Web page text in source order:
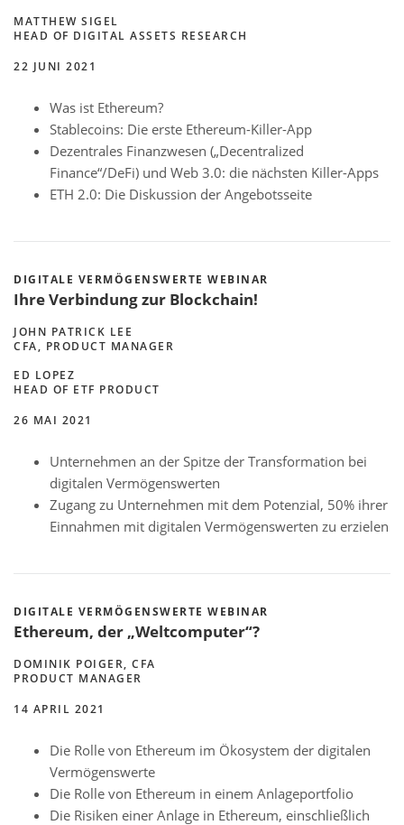
MATTHEW SIGEL
HEAD OF DIGITAL ASSETS RESEARCH
22 JUNI 2021
Was ist Ethereum?
Stablecoins: Die erste Ethereum-Killer-App
Dezentrales Finanzwesen („Decentralized
Finance“/DeFi) und Web 3.0: die nächsten Killer-Apps
ETH 2.0: Die Diskussion der Angebotsseite
DIGITALE VERMÖGENSWERTE WEBINAR
Ihre Verbindung zur Blockchain!
JOHN PATRICK LEE
CFA, PRODUCT MANAGER
ED LOPEZ
HEAD OF ETF PRODUCT
26 MAI 2021
Unternehmen an der Spitze der Transformation bei
digitalen Vermögenswerten
Zugang zu Unternehmen mit dem Potenzial, 50% ihrer
Einnahmen mit digitalen Vermögenswerten zu erzielen
DIGITALE VERMÖGENSWERTE WEBINAR
Ethereum, der „Weltcomputer“?
DOMINIK POIGER, CFA
PRODUCT MANAGER
14 APRIL 2021
Die Rolle von Ethereum im Ökosystem der digitalen
Vermögenswerte
Die Rolle von Ethereum in einem Anlageportfolio
Die Risiken einer Anlage in Ethereum, einschließlich